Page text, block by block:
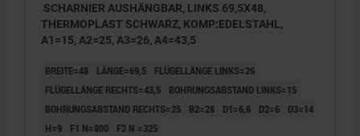
SCHARNIER AUSHÄNGBAR, LINKS 69,5X48,
THERMOPLAST SCHWARZ, KOMP:EDELSTAHL,
A1=15, A2=25, A3=26, A4=43,5
BREITE=48 LÄNGE=69,5
FLÜGELLÄNGE LINKS=26
FLÜGELLÄNGE RECHTS=43,5
BOHRUNGSABSTAND LINKS=15
BOHRUNGSABSTAND RECHTS=25
B2=28 D1=6,6 D2=6
D3=14
H=9
F1 N=800 F2 N =325